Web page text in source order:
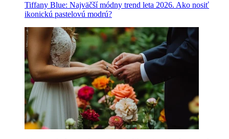
Tiffany Blue: Najväčší módny trend leta 2026. Ako nosiť
ikonickú pastelovú modrú?